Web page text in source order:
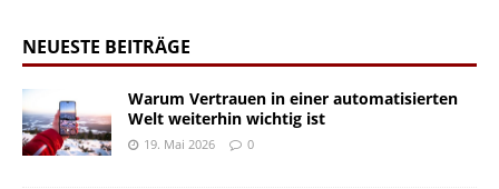
NEUESTE BEITRÄGE
Warum Vertrauen in einer automatisierten
Welt weiterhin wichtig ist
19. Mai 2026 0